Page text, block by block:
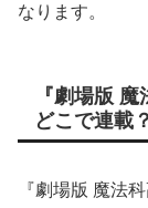
なります。
『劇場版
どこで連載？
『劇場版 魔法